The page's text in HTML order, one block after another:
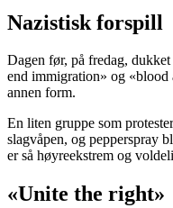
Nazistisk forspill
Dagen før, på fredag,
end immigration» og «blood
annen form.
En liten gruppe som
slagvåpen, og pepperspray
er så høyreekstrem og
«Unite the right»